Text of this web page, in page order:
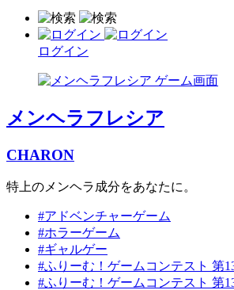
ログイン
メンヘラフレシア
CHARON
特上のメンヘラ成分をあなたに。
#アドベンチャーゲーム
#ホラーゲーム
#ギャルゲー
#ふりーむ！ゲームコンテスト 第
#ふりーむ！ゲームコンテスト 第